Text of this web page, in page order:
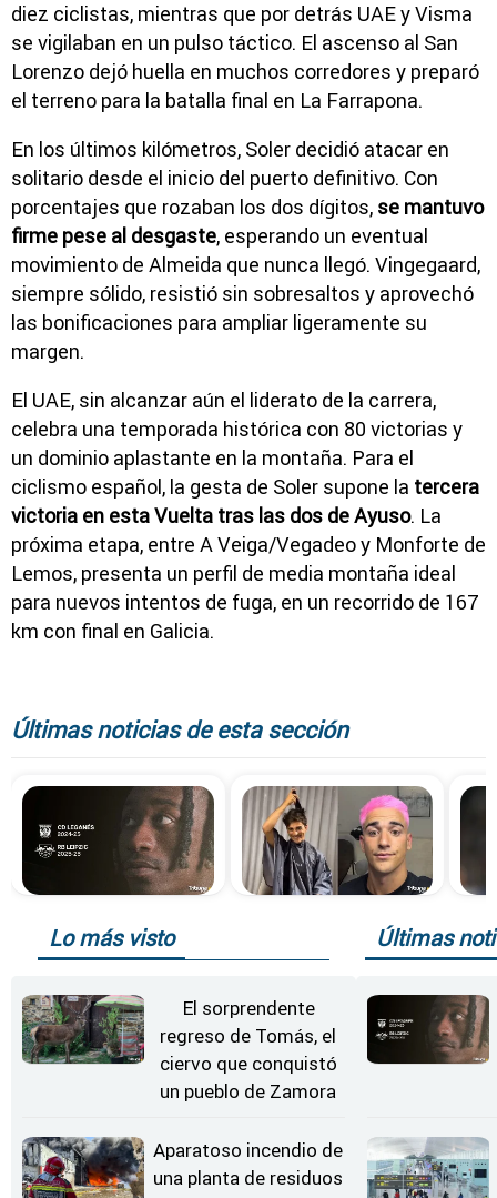
diez ciclistas, mientras que por detrás UAE y Visma
se vigilaban en un pulso táctico. El ascenso al San
Lorenzo dejó huella en muchos corredores y preparó
el terreno para la batalla final en La Farrapona.
En los últimos kilómetros, Soler decidió atacar en
solitario desde el inicio del puerto definitivo. Con
porcentajes que rozaban los dos dígitos, se mantuvo
firme pese al desgaste, esperando un eventual
movimiento de Almeida que nunca llegó. Vingegaard,
siempre sólido, resistió sin sobresaltos y aprovechó
las bonificaciones para ampliar ligeramente su
margen.
El UAE, sin alcanzar aún el liderato de la carrera,
celebra una temporada histórica con 80 victorias y
un dominio aplastante en la montaña. Para el
ciclismo español, la gesta de Soler supone la tercera
victoria en esta Vuelta tras las dos de Ayuso. La
próxima etapa, entre A Veiga/Vegadeo y Monforte de
Lemos, presenta un perfil de media montaña ideal
para nuevos intentos de fuga, en un recorrido de 167
km con final en Galicia.
Últimas noticias de esta sección
Lo más visto
El sorprendente
regreso de Tomás, el
ciervo que conquistó
un pueblo de Zamora
Aparatoso incendio de
una planta de residuos
Últimas